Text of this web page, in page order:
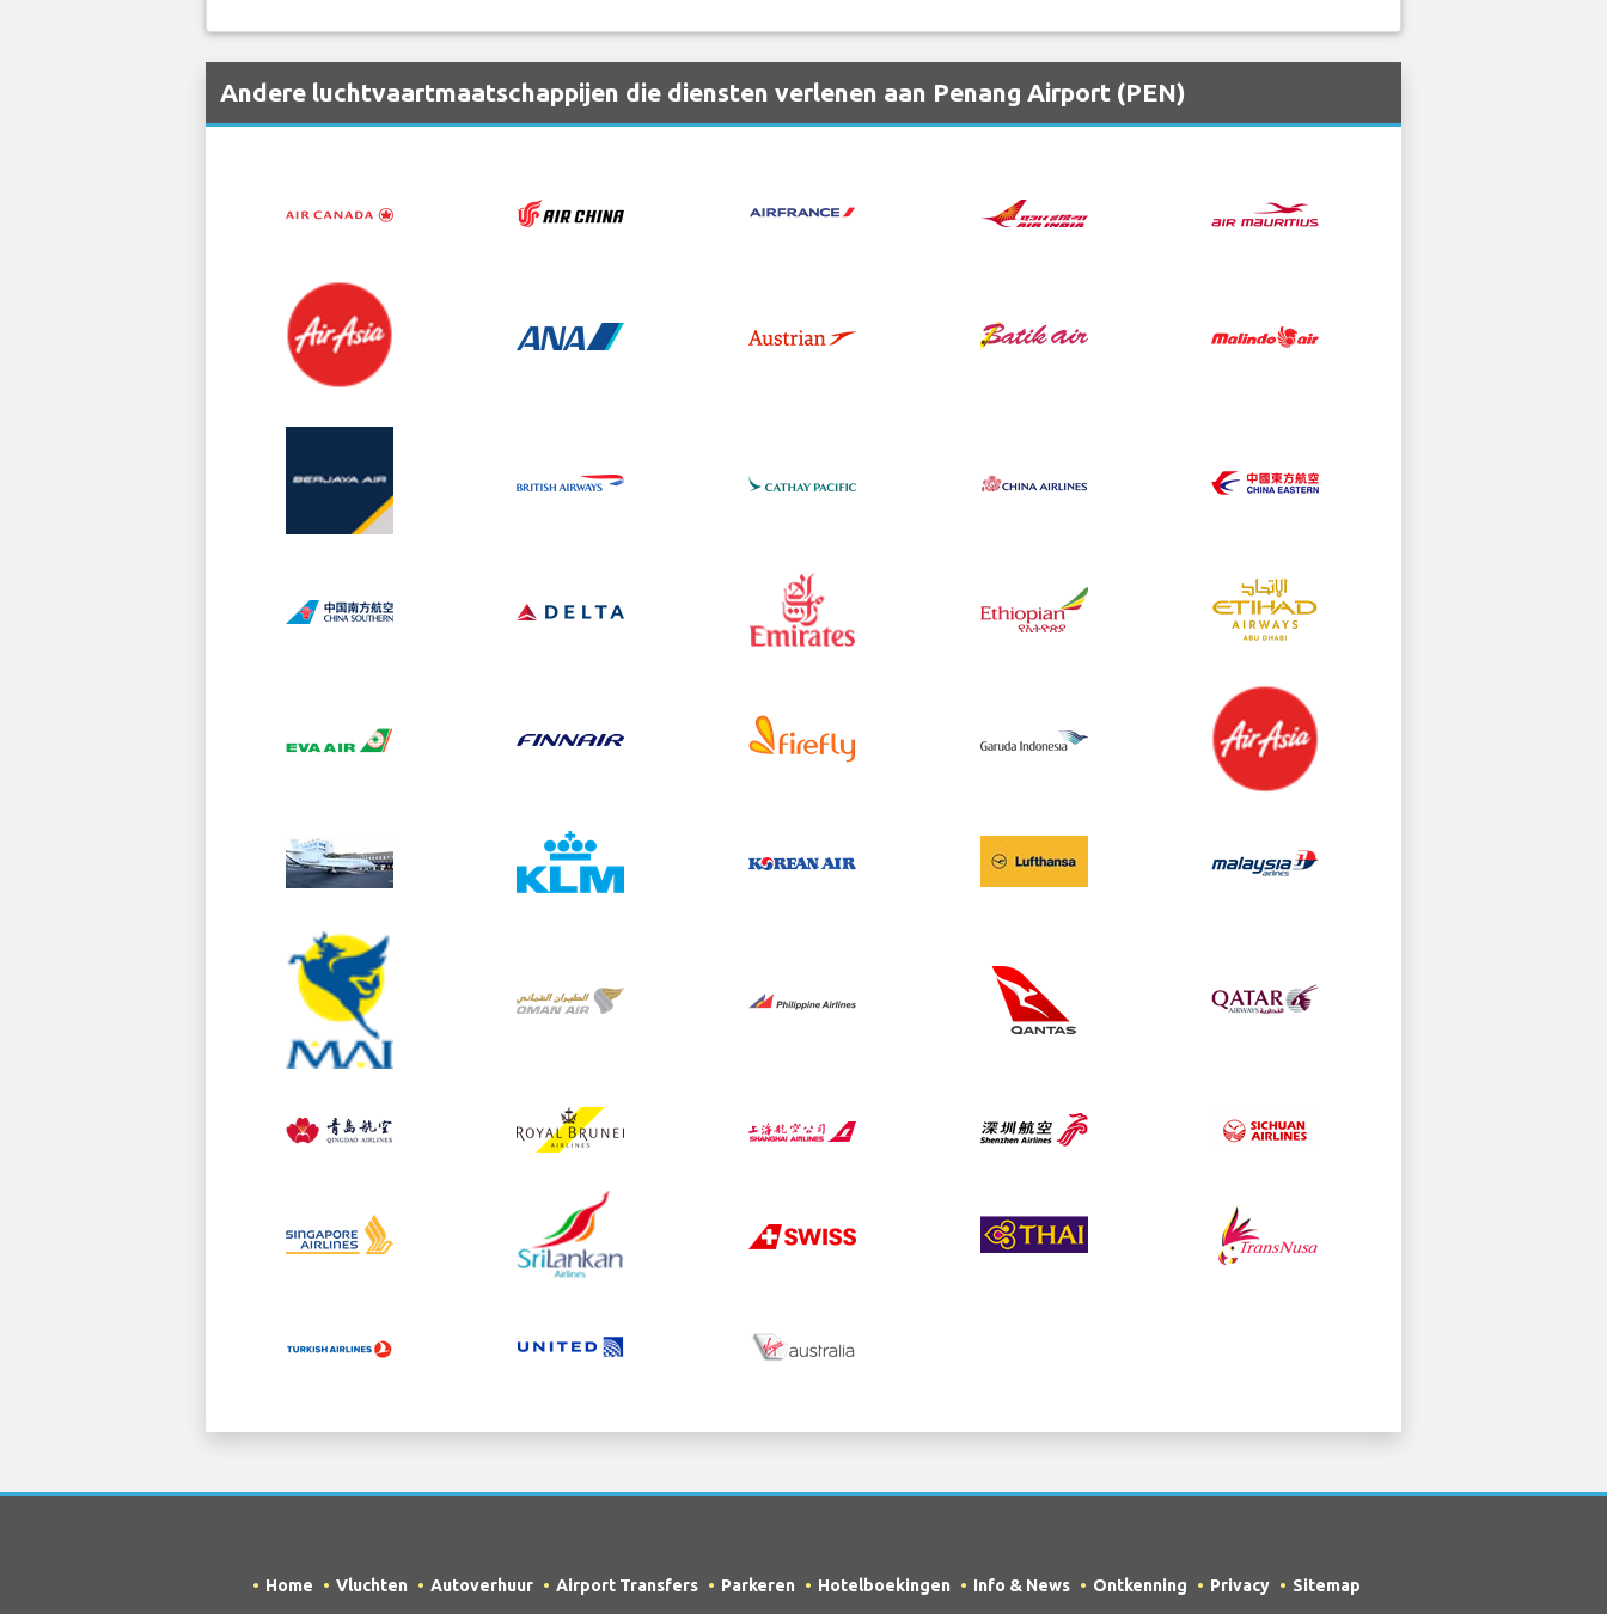
Andere luchtvaartmaatschappijen die diensten verlenen aan Penang Airport (PEN)
Home Vluchten Autoverhuur Airport Transfers Parkeren Hotelboekingen Info & News Ontkenning Privacy Sitemap